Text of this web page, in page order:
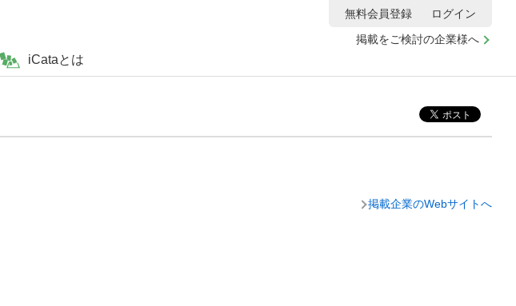
iCataとは
掲載をご検討の企業様へ
無料会員登録 ログイン
掲載企業のWebサイトへ